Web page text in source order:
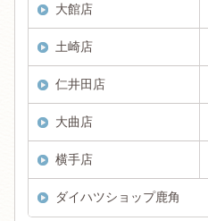
大館店
土崎店
仁井田店
大曲店
横手店
ダイハツショップ鹿角